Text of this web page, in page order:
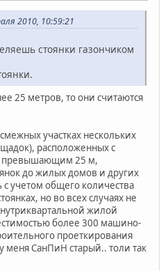
2010, 10:59:21
стоянки газончиком
25 метров, то они считаются
участках нескольких
расположенных с
превышающим 25 м,
до жилых домов и других
учетом общего количества
но во всех случаях не
жилой
более 300 машино-
проеткирования
меня СанПиН старый.. толи так